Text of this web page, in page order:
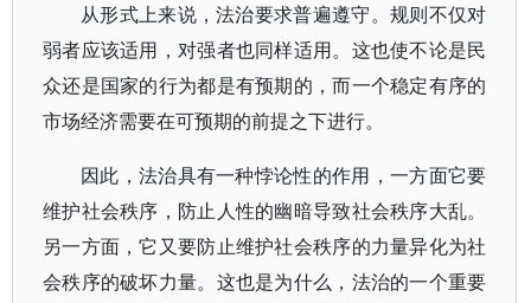
从形式上来说，法治要求普遍遵守。规则不仅对
弱者应该适用，对强者也同样适用。这也使不论是民
众还是国家的行为都是有预期的，而一个稳定有序的
市场经济需要在可预期的前提之下进行。
因此，法治具有一种悖论性的作用，一方面它要
维护社会秩序，防止人性的幽暗导致社会秩序大乱。
另一方面，它又要防止维护社会秩序的力量异化为社
会秩序的破坏力量。这也是为什么，法治的一个重要